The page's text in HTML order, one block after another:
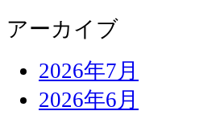
アーカイブ
2026年7月
2026年6月